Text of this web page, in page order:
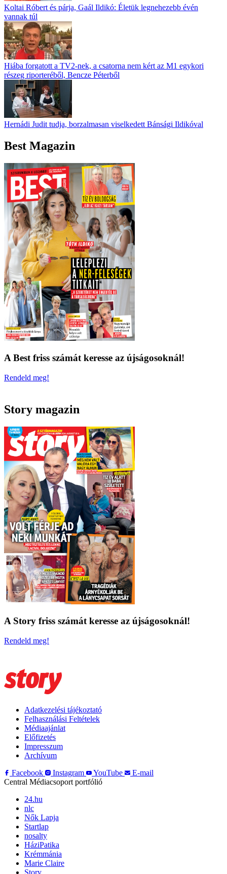
Koltai Róbert és párja, Gaál Ildikó: Életük legnehezebb évén
vannak túl
Hiába forgatott a TV2-nek, a csatorna nem kért az M1 egykori
részeg riporteréből, Bencze Péterből
Hernádi Judit tudja, borzalmasan viselkedett Bánsági Ildikóval
Best Magazin
A Best friss számát keresse az újságosoknál!
Rendeld meg!
Story magazin
A Story friss számát keresse az újságosoknál!
Rendeld meg!
Adatkezelési tájékoztató
Felhasználási Feltételek
Médiaajánlat
Előfizetés
Impresszum
Archívum
Facebook
Instagram YouTube
E-mail
Central Médiacsoport portfólió
24.hu
nlc
Nők Lapja
Startlap
nosalty
HáziPatika
Krémmánia
Marie Claire
Story